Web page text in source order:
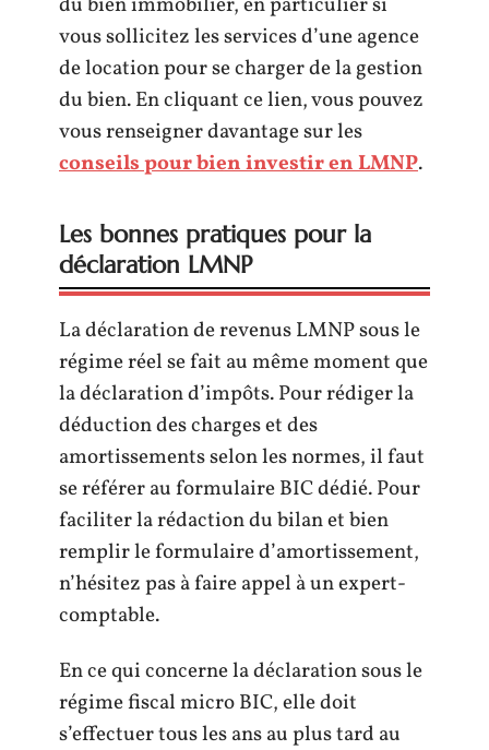
vous sollicitez les services d’une agence
de location pour se charger de la gestion
du bien. En cliquant ce lien, vous pouvez
vous renseigner davantage sur les
conseils pour bien investir en LMNP.
Les bonnes pratiques pour la
déclaration LMNP
La déclaration de revenus LMNP sous le
régime réel se fait au même moment que
la déclaration d’impôts. Pour rédiger la
déduction des charges et des
amortissements selon les normes, il faut
se référer au formulaire BIC dédié. Pour
faciliter la rédaction du bilan et bien
remplir le formulaire d’amortissement,
n’hésitez pas à faire appel à un expert-
comptable.
En ce qui concerne la déclaration sous le
régime fiscal micro BIC, elle doit
s’effectuer tous les ans au plus tard au